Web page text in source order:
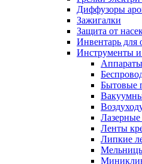
Диффузоры
Зажигалки
Защита от
Инвентарь для
Инструменты и
Бытовые
Ленты
Липкие